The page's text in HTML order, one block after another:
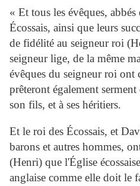
« Et tous les évêques,
Écossais, ainsi que leurs
de fidélité au seigneur roi
seigneur lige, de la même
évêques du seigneur roi ont
prêteront également
son fils, et à ses héritiers.
Et le roi des Écossais, et
barons et autres hommes,
(Henri) que l'Église
anglaise comme elle doit le